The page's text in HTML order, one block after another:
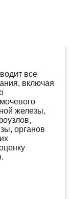
все
включая
железы,
органов